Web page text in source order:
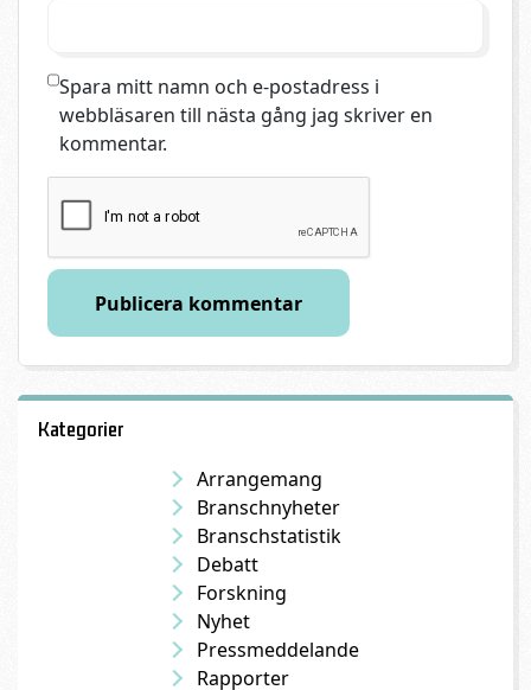
Spara mitt namn och e-postadress i
webbläsaren till nästa gång jag skriver en
kommentar.
Kategorier
Arrangemang
Branschnyheter
Branschstatistik
Debatt
Forskning
Nyhet
Pressmeddelande
Rapporter